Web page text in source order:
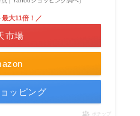
最大11倍！／
市場
ッピング
ポチップ